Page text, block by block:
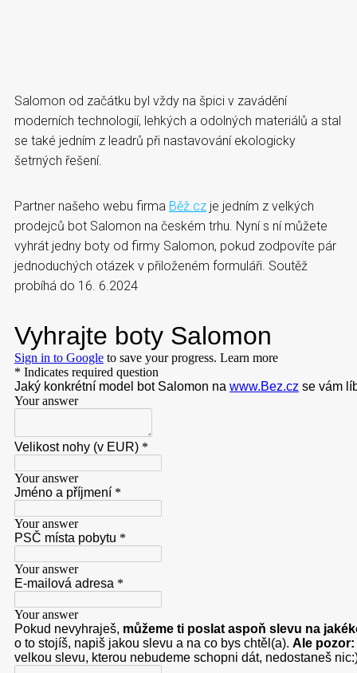
Salomon od začátku byl vždy na špici v zavádění
moderních technologií, lehkých a odolných materiálů a stal
se také jedním z leadrů při nastavování ekologicky
šetrných řešení.
Partner našeho webu firma Běž.cz je jedním z velkých
prodejců bot Salomon na českém trhu. Nyní s ní můžete
vyhrát jedny boty od firmy Salomon, pokud zodpovíte pár
jednoduchých otázek v přiloženém formuláři. Soutěž
probíhá do 16. 6.2024